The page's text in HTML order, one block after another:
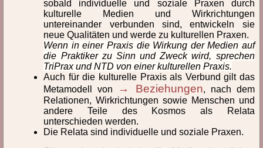
Praxeologische BeziehungenPraxis
Praxis, Bedeutung im AlltagPraxis, empirische
Praxis, epistemische
Praxis, individuelle
Praxis, Klassifikation
Praxis, kommunikative
Praxis, Komposition
Praxis, kulturelle
Praxis, mediale
Praxis, ökologische
sobald individuelle und soziale Praxen durch
kulturelle Medien und Wirkrichtungen
untereinander verbunden sind, entwickeln sie
neue Qualitäten und werde zu kulturellen Praxen.
Wenn in einer Praxis die Wirkung der Medien auf
die Praktiker zu Sinn und Zweck wird, sprechen
TriPrax und NTD von einer kulturellen Praxis.
Auch für die kulturelle Praxis als Verbund gilt das
Metamodell von
→ Beziehungen, nach dem
Relationen, Wirkrichtungen sowie Menschen und
andere Teile des Kosmos als Relata
unterschieden werden.
Die Relata sind individuelle und soziale Praxen.